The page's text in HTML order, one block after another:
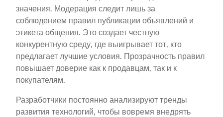
значения. Модерация следит лишь за
соблюдением правил публикации объявлений и
этикета общения. Это создает честную
конкурентную среду, где выигрывает тот, кто
предлагает лучшие условия. Прозрачность правил
повышает доверие как к продавцам, так и к
покупателям.
Разработчики постоянно анализируют тренды
развития технологий, чтобы вовремя внедрять